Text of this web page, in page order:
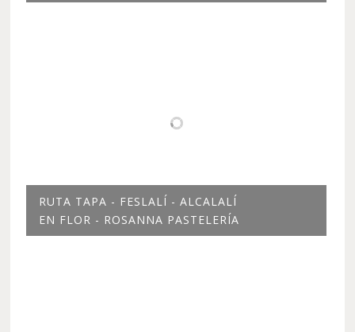
RUTA TAPA - FESLALÍ - ALCALALÍ
EN FLOR - ROSANNA PASTELERÍA